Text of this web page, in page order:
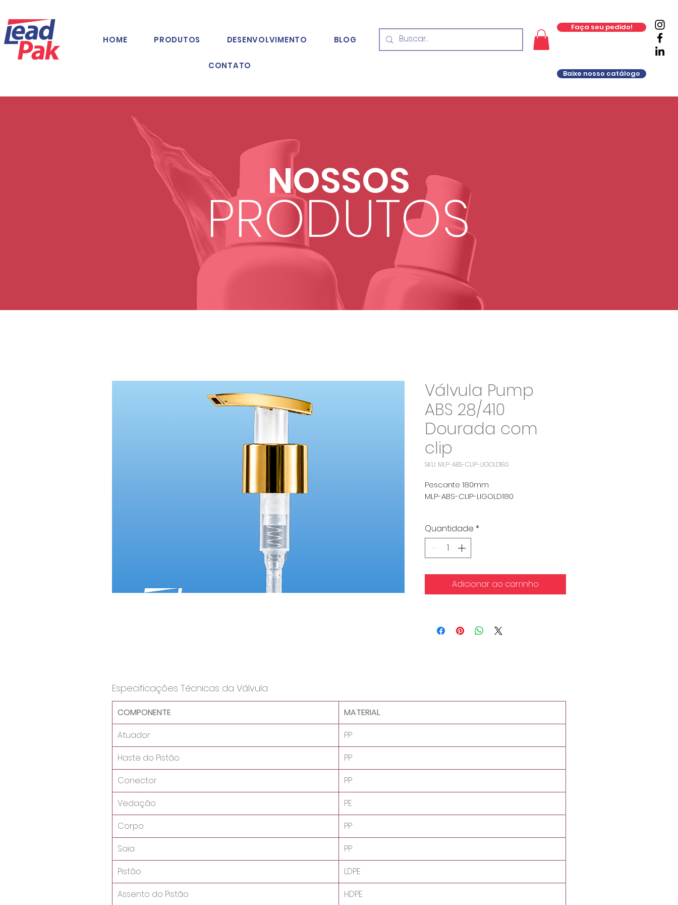
HOME PRODUTOS DESENVOLVIMENTO BLOG
CONTATO
Faça seu pedido!
Baixe nosso catálogo
NOSSOS
PRODUTOS
Válvula Pump
ABS 28/410
Dourada com
clip
SKU: MLP-ABS-CLIP-LIGOLD180
Pescante 180mm
MLP-ABS-CLIP-LIGOLD180
Quantidade *
Adicionar ao carrinho
Especificações Técnicas da Válvula
COMPONENTE
MATERIAL
Atuador
PP
Haste do Pistão
PP
Conector
PP
Vedação
PE
Corpo
PP
Saia
PP
Pistão
LDPE
Assento do Pistão
HDPE